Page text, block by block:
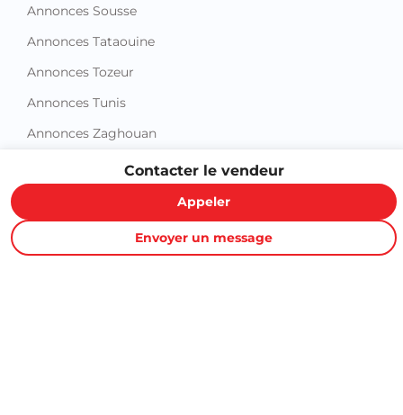
Contacter le vendeur
Appeler
Envoyer un message
Annonces Tozeur
Annonces Tunis
Annonces Zaghouan
Proxity.tn est une plateforme tunisienne de petites annonces
gratuites qui vous aide à acheter, vendre ou louer plus